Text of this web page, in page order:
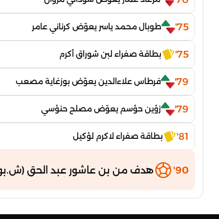
75' طوبال محمد ياسر يعوّض كرناني عامر
75' بطاقة صفراء لبن شوراق أكرم
79' فرطاس علاءالدين يعوّض بوزغاية مصعب
79' زؤين حؤسم يعوّض مصلح حنؤسي
81' بطاقة صفراء لاكرم لؤكيل
90' هدف من بن عاشور عبد الحق